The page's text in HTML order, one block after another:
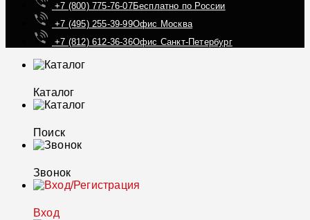
+7 (800) 775-76-07Бесплатно по России
+7 (495) 255-39-99Офис Москва
+7 (812) 612-36-36Офис Санкт-Петербург
Каталог
Поиск
Звонок
Вход